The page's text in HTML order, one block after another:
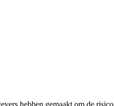
hebben gemaakt om de